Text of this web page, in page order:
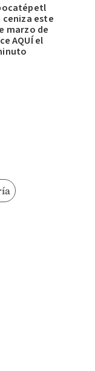
ceniza este
marzo de
AQUÍ el